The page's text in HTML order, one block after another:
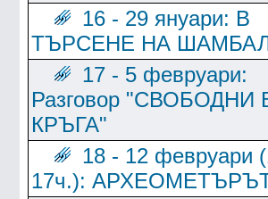
16 - 29 януари: В
ТЪРСЕНЕ НА
17 - 5 февруари:
Разговор "СВОБОДНИ
КРЪГА"
18 - 12 февруари
17ч.):